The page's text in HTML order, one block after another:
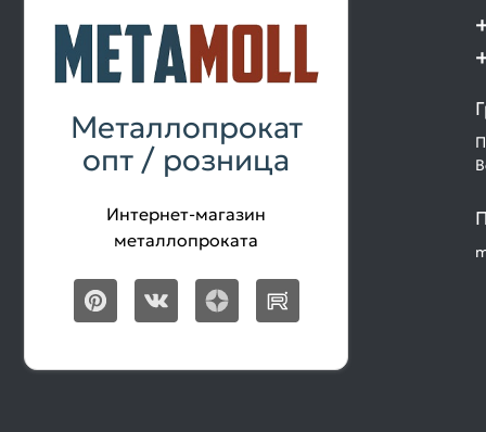
Металлопрокат
опт / розница
Интернет-магазин
металлопроката